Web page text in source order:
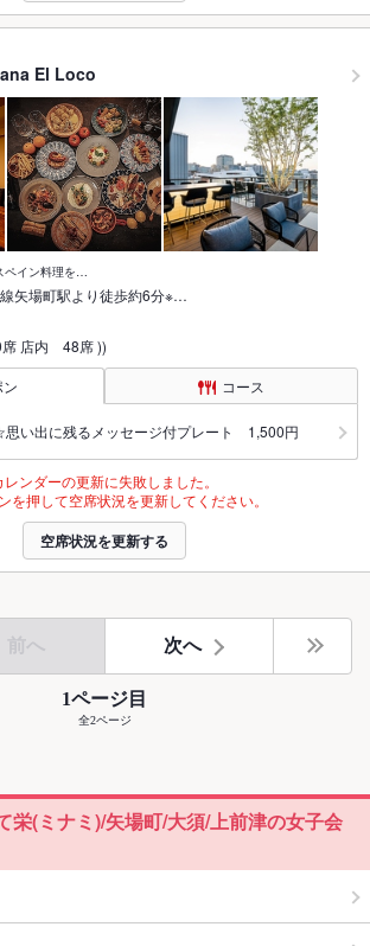
El Loco
ペイン料理を…
矢場町駅より徒歩約6分※…
店内 48席 ))
コース
い出に残るメッセージ付プレート 1,500円
レンダーの更新に失敗しました。
を押して空席状況を更新してください。
空席状況を更新する
前へ 次へ
1ページ目
全2ページ
栄(ミナミ)/矢場町/大須/上前津の女子会